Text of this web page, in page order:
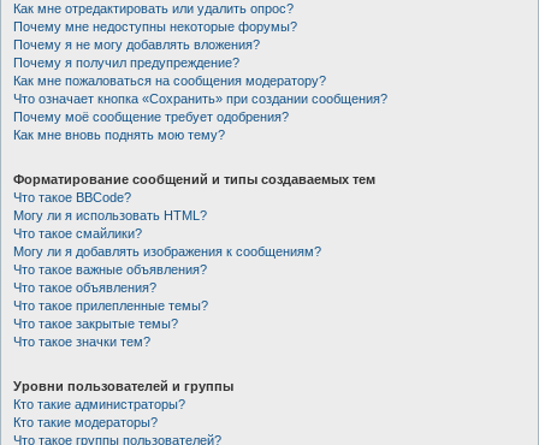
Как мне отредактировать или удалить опрос?
Почему мне недоступны некоторые форумы?
Почему я не могу добавлять вложения?
Почему я получил предупреждение?
Как мне пожаловаться на сообщения модератору?
Что означает кнопка «Сохранить» при создании сообщения?
Почему моё сообщение требует одобрения?
Как мне вновь поднять мою тему?
Форматирование сообщений и типы создаваемых тем
Что такое BBCode?
Могу ли я использовать HTML?
Что такое смайлики?
Могу ли я добавлять изображения к сообщениям?
Что такое важные объявления?
Что такое объявления?
Что такое прилепленные темы?
Что такое закрытые темы?
Что такое значки тем?
Уровни пользователей и группы
Кто такие администраторы?
Кто такие модераторы?
Что такое группы пользователей?